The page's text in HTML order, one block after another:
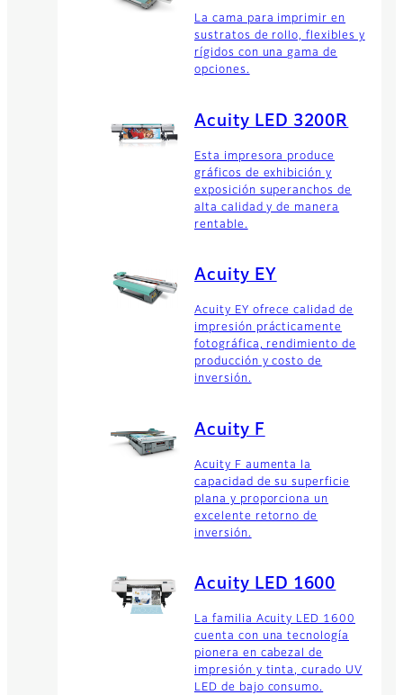
La cama para imprimir en
sustratos de rollo, flexibles y
rígidos con una gama de
opciones.
Acuity LED 3200R
Esta impresora produce
gráficos de exhibición y
exposición superanchos de
alta calidad y de manera
rentable.
Acuity EY
Acuity EY ofrece calidad de
impresión prácticamente
fotográfica, rendimiento de
producción y costo de
inversión.
Acuity F
Acuity F aumenta la
capacidad de su superficie
plana y proporciona un
excelente retorno de
inversión.
Acuity LED 1600
La familia Acuity LED 1600
cuenta con una tecnología
pionera en cabezal de
impresión y tinta, curado UV
LED de bajo consumo.